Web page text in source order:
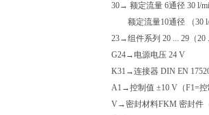
30→ 额定流量 6通径 30 l/
额定流量10通径 （30 l/
23→组件系列 20 ... 29（20
G24→电源电压 24 V
K31→连接器 DIN EN
A1→控制值 ±10 V（F1=控
V→密封材料FKM 密封件